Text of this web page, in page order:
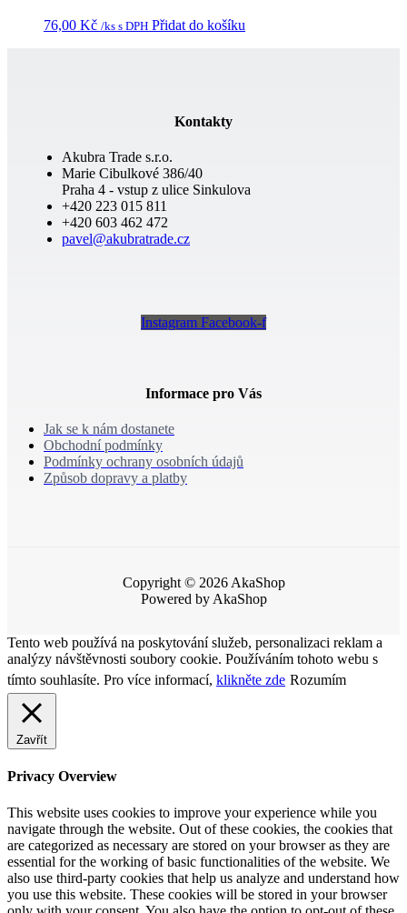
76,00 Kč /ks s DPH Přidat do košíku
Kontakty
Akubra Trade s.r.o.
Marie Cibulkové 386/40
Praha 4 - vstup z ulice Sinkulova
+420 223 015 811
+420 603 462 472
pavel@akubratrade.cz
Instagram Facebook-f
Informace pro Vás
Jak se k nám dostanete
Obchodní podmínky
Podmínky ochrany osobních údajů
Způsob dopravy a platby
Copyright © 2026 AkaShop
Powered by AkaShop
Tento web používá na poskytování služeb, personalizaci reklam a
analýzy návštěvnosti soubory cookie. Používáním tohoto webu s
tímto souhlasíte. Pro více informací, klikněte zde Rozumím
Zavřít
Privacy Overview
This website uses cookies to improve your experience while you
navigate through the website. Out of these cookies, the cookies that
are categorized as necessary are stored on your browser as they are
essential for the working of basic functionalities of the website. We
also use third-party cookies that help us analyze and understand how
you use this website. These cookies will be stored in your browser